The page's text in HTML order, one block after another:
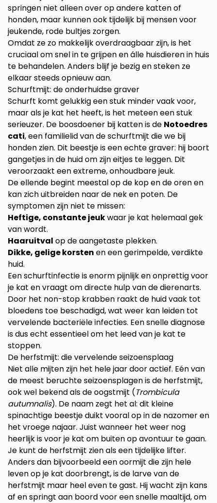
springen niet alleen over op andere katten of
honden, maar kunnen ook tijdelijk bij mensen voor
jeukende, rode bultjes zorgen.
Omdat ze zo makkelijk overdraagbaar zijn, is het
cruciaal om snel in te grijpen en álle huisdieren in huis
te behandelen. Anders blijf je bezig en steken ze
elkaar steeds opnieuw aan.
Schurftmijt: de onderhuidse graver
Schurft komt gelukkig een stuk minder vaak voor,
maar als je kat het heeft, is het meteen een stuk
serieuzer. De boosdoener bij katten is de Notoedres
cati, een familielid van de schurftmijt die we bij
honden zien. Dit beestje is een echte graver: hij boort
gangetjes in de huid om zijn eitjes te leggen. Dit
veroorzaakt een extreme, onhoudbare jeuk.
De ellende begint meestal op de kop en de oren en
kan zich uitbreiden naar de nek en poten. De
symptomen zijn niet te missen:
Heftige, constante jeukwaar je kat helemaal gek
van wordt.
Haaruitval op de aangetaste plekken.
Dikke, gelige korsten en een gerimpelde, verdikte
huid.
Een schurftinfectie is enorm pijnlijk en onprettig voor
je kat en vraagt om directe hulp van de dierenarts.
Door het non-stop krabben raakt de huid vaak tot
bloedens toe beschadigd, wat weer kan leiden tot
vervelende bacteriële infecties. Een snelle diagnose
is dus echt essentieel om het leed van je kat te
stoppen.
De herfstmijt: die vervelende seizoensplaag
Niet alle mijten zijn het hele jaar door actief. Eén van
de meest beruchte seizoensplagen is de herfstmijt,
ook wel bekend als de oogstmijt (Trombicula
autumnalis). De naam zegt het al: dit kleine
spinachtige beestje duikt vooral op in de nazomer en
het vroege najaar. Juist wanneer het weer nog
heerlijk is voor je kat om buiten op avontuur te gaan.
Je kunt de herfstmijt zien als een tijdelijke lifter.
Anders dan bijvoorbeeld een oormijt die zijn hele
leven op je kat doorbrengt, is de larve van de
herfstmijt maar heel even te gast. Hij wacht zijn kans
af en springt aan boord voor een snelle maaltijd, om